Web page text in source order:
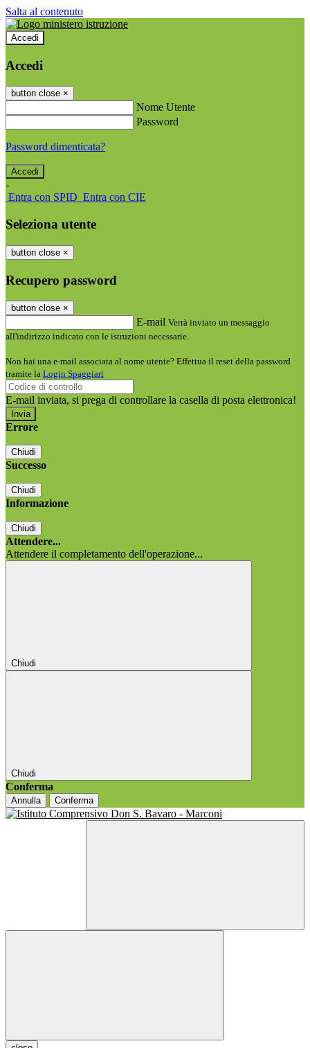
Salta al contenuto
Accedi
Accedi
button close ×
Nome Utente
Password
Password dimenticata?
-
Entra con SPID Entra con CIE
Seleziona utente
button close ×
Recupero password
button close ×
E-mail Verrà inviato un messaggio
all'indirizzo indicato con le istruzioni necessarie.
Non hai una e-mail associata al nome utente? Effettua il reset della password
tramite la Login Spaggiari
E-mail inviata, si prega di controllare la casella di posta elettronica!
Errore
Chiudi
Successo
Chiudi
Informazione
Chiudi
Attendere...
Attendere il completamento dell'operazione...
Chiudi
Chiudi
Conferma
Annulla Conferma